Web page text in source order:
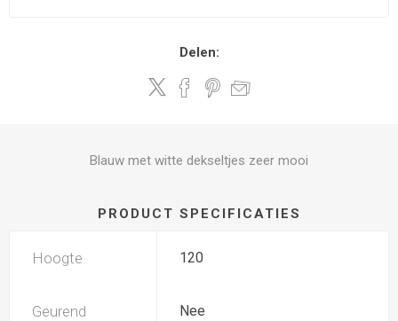
Delen:
Blauw met witte dekseltjes zeer mooi
PRODUCT SPECIFICATIES
Hoogte 120
Geurend Nee